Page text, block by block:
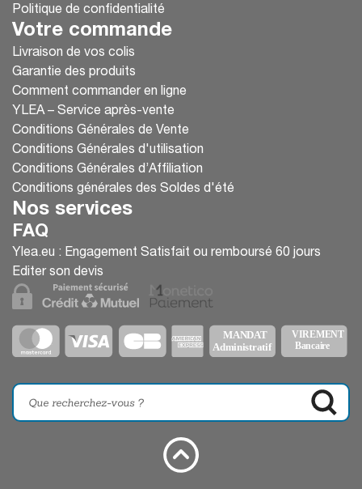
Politique de confidentialité
Votre commande
Livraison de vos colis
Garantie des produits
Comment commander en ligne
YLEA – Service après-vente
Conditions Générales de Vente
Conditions Générales d'utilisation
Conditions Générales d’Affiliation
Conditions générales des Soldes d'été
Nos services
FAQ
Ylea.eu : Engagement Satisfait ou remboursé 60 jours
Editer son devis